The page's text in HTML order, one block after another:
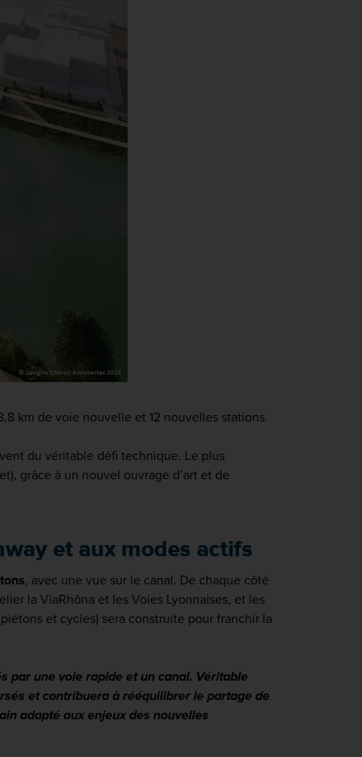
km de voie nouvelle et 12 nouvelles stations.
du véritable défi technique. Le plus
grâce à un nouvel ouvrage d’art et de
et aux modes actifs
, avec une vue sur le canal. De chaque côté
la ViaRhôna et les Voies Lyonnaises, et les
et cycles) sera construite pour franchir la
par une voie rapide et un canal. Véritable
et contribuera à rééquilibrer le partage de
adapté aux enjeux des nouvelles